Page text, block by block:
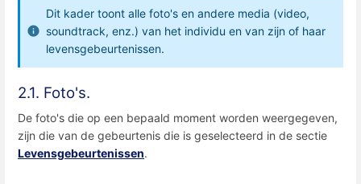
Dit kader toont alle foto's en andere media (video,
soundtrack, enz.) van het individu en van zijn of haar
levensgebeurtenissen.
2.1. Foto's.
De foto's die op een bepaald moment worden weergegeven,
zijn die van de gebeurtenis die is geselecteerd in de sectie
Levensgebeurtenissen.